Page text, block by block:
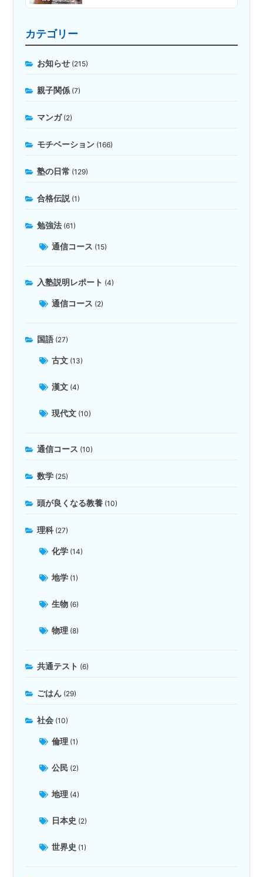
カテゴリー
お知らせ (215)
親子関係 (7)
マンガ(2)
モチベーション (166)
塾の日常 (129)
合格伝説(1)
勉強法 (61)
通信コース (15)
入塾説明レポート (4)
通信コース (2)
国語 (27)
古文 (13)
漢文 (4)
現代文 (10)
通信コース (10)
数学 (25)
頭が良くなる教養 (10)
理科 (27)
化学 (14)
地学 (1)
生物 (6)
物理 (8)
共通テスト (6)
ごはん (29)
社会 (10)
倫理 (1)
公民 (2)
地理 (4)
日本史 (2)
世界史 (1)